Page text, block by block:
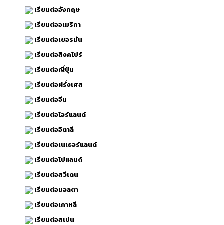
เรียนต่ออังกฤษ
เรียนต่ออเมริกา
เรียนต่อเยอรมัน
เรียนต่อสิงคโปร์
เรียนต่อญี่ปุ่น
เรียนต่อฝรั่งเศส
เรียนต่อจีน
เรียนต่อไอร์แลนด์
เรียนต่ออิตาลี
เรียนต่อเนเธอร์แลนด์
เรียนต่อโปแลนด์
เรียนต่อสวีเดน
เรียนต่อมอลตา
เรียนต่อเกาหลี
เรียนต่อสเปน